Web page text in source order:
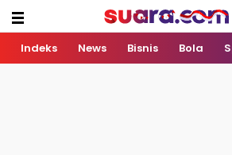
Indeks News Bisnis Bola